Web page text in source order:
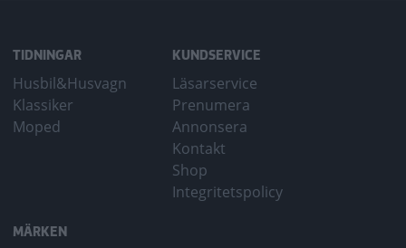
TIDNINGAR
Husbil&Husvagn
Klassiker
Moped
KUNDSERVICE
Läsarservice
Prenumera
Annonsera
Kontakt
Shop
Integritetspolicy
MÄRKEN